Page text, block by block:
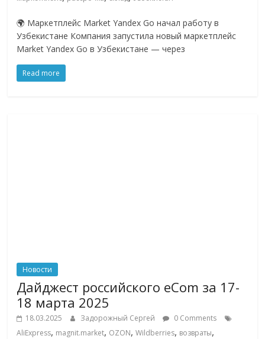
🌍 Маркетплейс Market Yandex Go начал работу в
Узбекистане Компания запустила новый маркетплейс
Market Yandex Go в Узбекистане — через
Read more
Новости
Дайджест российского eCom за 17-
18 марта 2025
18.03.2025 Задорожный Сергей
0 Comments
AliExpress, magnit.market, OZON,Wildberries, возвраты,